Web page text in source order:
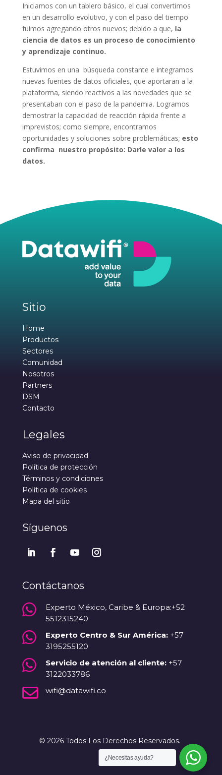
Iniciamos con un tablero básico, el cual convertimos
en un desarrollo evolutivo, y con el paso del tiempo
fuimos agregando otros nuevos; debido a que, la
ciencia de datos es un proceso de conocimiento
y aprendizaje continuo.
Estuvimos en una búsqueda constante e integramos
nuevas fuentes de datos oficiales, que aportaran a la
plataforma, siendo reactivos a las novedades que se
presentaban con el paso de la pandemia. Logramos
demostrar la capacidad de reacción rápida frente a
imprevistos; como siempre, encontramos
oportunidades y soluciones sobre problemáticas; esto
confirma nuestro propósito: Darle valor a los
datos.
Sitio
Home
Productos
Sectores
Comunidad
Nosotros
Partners
DSM
Contacto
Legales
Aviso de privacidad
Política de protección
Términos y condiciones
Política de cookies
Mapa del sitio
Síguenos
Contáctanos

Experto México, Caribe & Europa:+52
5512315240
 Experto Centro & Sur América: +57
3195255120
 Servicio de atención al cliente:+57
3122033786
 wifi@datawifi.co
© 2026 Todos Los Derechos Reservados.
¿Necesitas ayuda?